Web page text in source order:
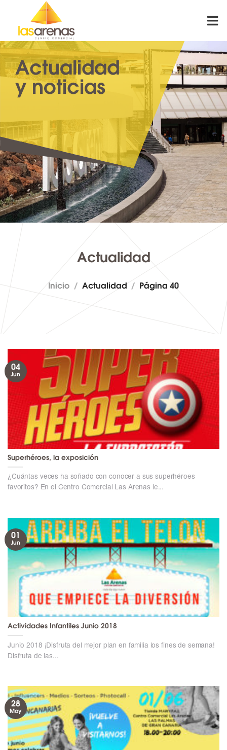
content
Actualidad
y noticias
Actualidad
Inicio / Actualidad / Página 40
Superhéroes, la exposición
¿Cuántas veces ha soñado con conocer a sus superhéroes
favoritos? En el Centro Comercial Las Arenas le...
04
Jun
Actividades Infantiles Junio 2018
Junio 2018 ¡Disfruta del mejor plan en familia los fines de semana!
Disfruta de las...
01
Jun
28
May